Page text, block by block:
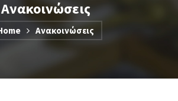
Ανακοινώσεις
Ανακοινώσεις